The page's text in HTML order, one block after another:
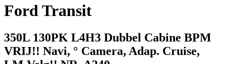
Ford Transit
350L 130PK L4H3 Dubbel Cabine BPM
VRIJ!! Navi, ° Camera, Adap. Cruise,